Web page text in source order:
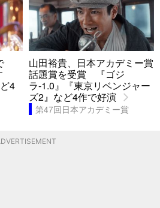
4
山田裕貴、日本アカデミー賞
話題賞を受賞 『ゴジ
ラ-1.0』『東京リベンジャー
ズ2』など4作で好演
第47回日本アカデミー賞